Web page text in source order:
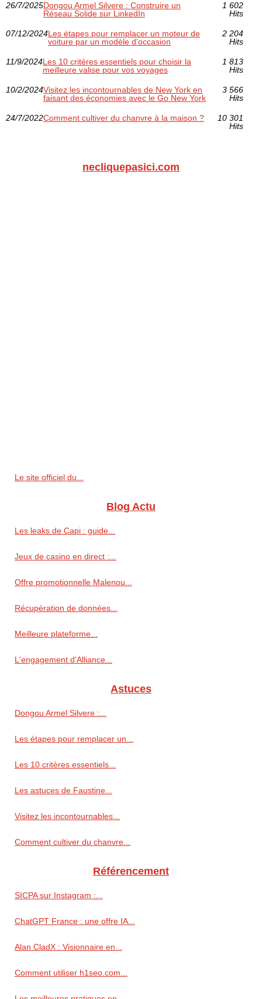
26/7/2025Dongou Armel Silvere : Construire un
Réseau Solide sur LinkedIn
1 602
Hits
07/12/2024Les étapes pour remplacer un moteur de
voiture par un modèle d'occasion
2 204
Hits
11/9/2024Les 10 critères essentiels pour choisir la
meilleure valise pour vos voyages
1 813
Hits
10/2/2024Visitez les incontournables de New York en
faisant des économies avec le Go New York
3 566
Hits
24/7/2022Comment cultiver du chanvre à la maison ?
10 301
Hits
necliquepasici.com
Le site officiel du...
Blog Actu
Les leaks de Capi : guide...
Jeux de casino en direct :...
Offre promotionnelle Malenou...
Récupération de données...
Meilleure plateforme...
L'engagement d'Alliance...
Astuces
Dongou Armel Silvere :...
Les étapes pour remplacer un...
Les 10 critères essentiels...
Les astuces de Faustine...
Visitez les incontournables...
Comment cultiver du chanvre...
Référencement
SICPA sur Instagram :...
ChatGPT France : une offre IA...
Alan CladX : Visionnaire en...
Comment utiliser h1seo.com...